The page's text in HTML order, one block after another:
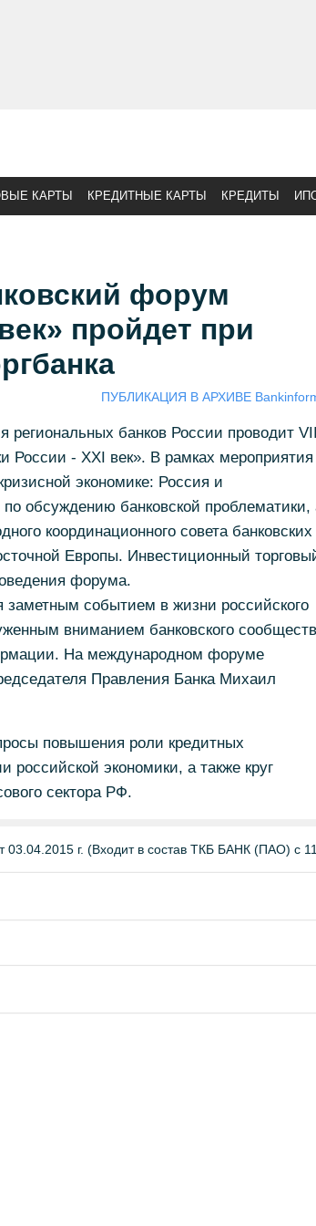
КАРТЫ КРЕДИТНЫЕ КАРТЫ КРЕДИТЫ
форум
пройдет при
ПУБЛИКАЦИЯ В АРХИВЕ
региональных банков России проводит
России - XXI век». В рамках мероприятия
экономике: Россия и
обсуждению банковской проблематики,
координационного совета банковских
Европы. Инвестиционный
форума.
событием в жизни российского
вниманием банковского
На международном форуме
Правления Банка Михаил
повышения роли кредитных
российской экономики, а также круг
сектора РФ.
г. (Входит в состав ТКБ БАНК (ПАО) с